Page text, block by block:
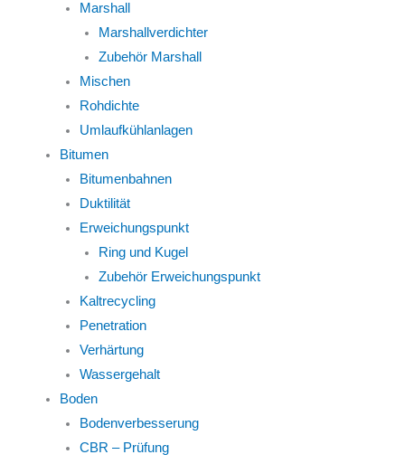
Marshall
Marshallverdichter
Zubehör Marshall
Mischen
Rohdichte
Umlaufkühlanlagen
Bitumen
Bitumenbahnen
Duktilität
Erweichungspunkt
Ring und Kugel
Zubehör Erweichungspunkt
Kaltrecycling
Penetration
Verhärtung
Wassergehalt
Boden
Bodenverbesserung
CBR – Prüfung